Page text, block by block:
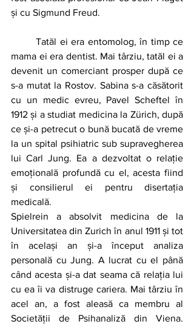
și cu Sigmund Freud.
	Tatăl ei era entomolog, în timp ce
mama ei era dentist. Mai târziu, tatăl ei a
devenit un comerciant prosper după ce
s-a mutat la Rostov. Sabina s-a căsătorit
cu un medic evreu, Pavel Scheftel în
1912 și a studiat medicina la Zürich, după
ce și-a petrecut o bună bucată de vreme
la un spital psihiatric sub supravegherea
lui Carl Jung. Ea a dezvoltat o relație
emoțională profundă cu el, acesta fiind
și consilierul ei pentru disertația
medicală.
Spielrein a absolvit medicina de la
Universitatea din Zurich în anul 1911 și tot
în același an și-a început analiza
personală cu Jung. A lucrat cu el până
când acesta și-a dat seama că relația lui
cu ea îi va distruge cariera. Mai târziu în
acel an, a fost aleasă ca membru al
Societății de Psihanaliză din Viena.